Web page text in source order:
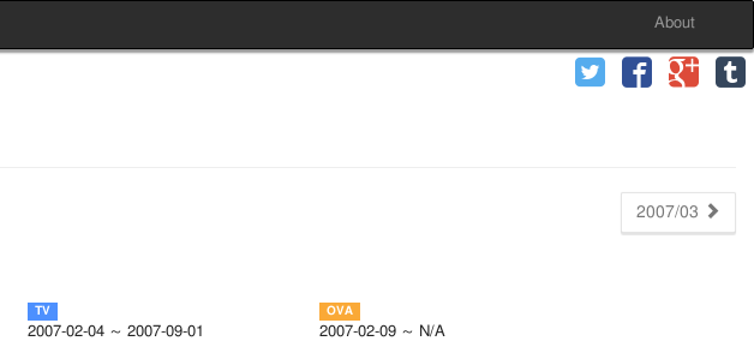
About
2007/03
2007-02-04 ～ 2007-09-01
2007-02-09 ～ N/A